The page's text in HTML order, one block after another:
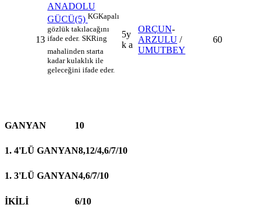
13
ANADOLU
GÜCÜ(5) KGKapalı
gözlük takılacağını
ifade eder. SKRing
mahalinden starta
kadar kulaklık ile
geleceğini ifade eder.
5y
k a
ORÇUN-
ARZULU /
UMUTBEY
60
GANYAN 10
1. 4'LÜ GANYAN8,12/4,6/7/10
1. 3'LÜ GANYAN4,6/7/10
İKİLİ 6/10